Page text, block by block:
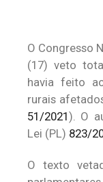
O Congresso
(17) veto
havia feito
rurais
51/2021). O
Lei (PL) 823/
O texto